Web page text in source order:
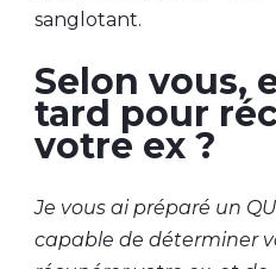
sanglotant.
Selon vous,
tard pour
votre ex ?
Je vous ai préparé un
capable de déterminer